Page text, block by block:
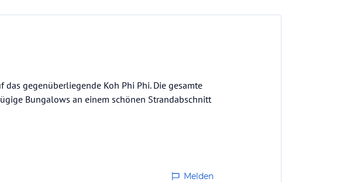
gegenüberliegende Koh Phi Phi. Die gesamte
Bungalows an einem schönen Strandabschnitt
Melden